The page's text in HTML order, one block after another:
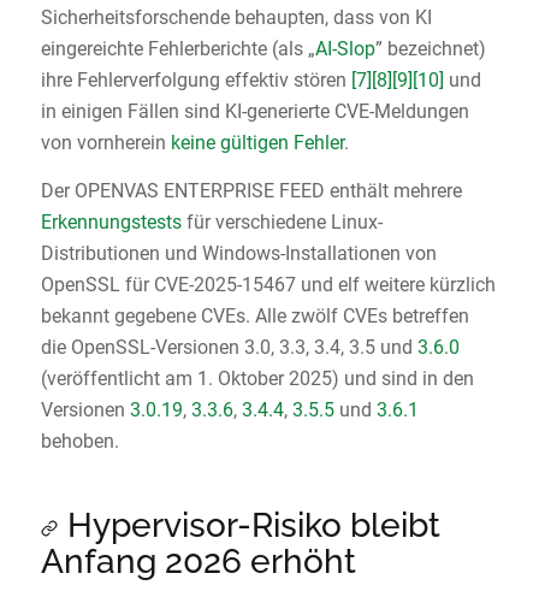
Sicherheitsforschende behaupten, dass von KI
eingereichte Fehlerberichte (als „AI-Slop” bezeichnet)
ihre Fehlerverfolgung effektiv stören [7] [8] [9] [10] und
in einigen Fällen sind KI-generierte CVE-Meldungen
von vornherein keine gültigen Fehler.
Der OPENVAS ENTERPRISE FEED enthält mehrere
Erkennungstestsfür verschiedene Linux-
Distributionen und Windows-Installationen von
OpenSSL für CVE-2025-15467 und elf weitere kürzlich
bekannt gegebene CVEs. Alle zwölf CVEs betreffen
die OpenSSL-Versionen 3.0, 3.3, 3.4, 3.5 und 3.6.0
(veröffentlicht am 1. Oktober 2025) und sind in den
Versionen 3.0.19, 3.3.6, 3.4.4, 3.5.5und 3.6.1
behoben.
Hypervisor-Risiko bleibt
Anfang 2026 erhöht